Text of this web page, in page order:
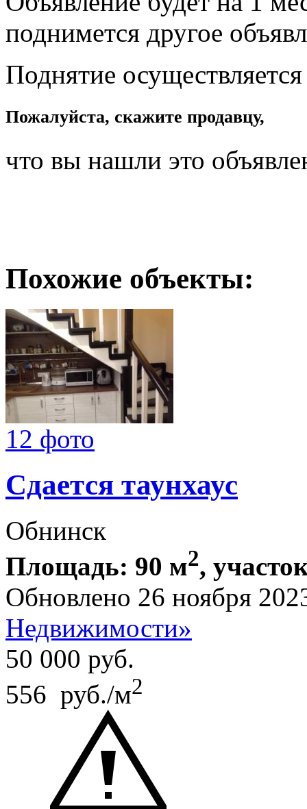
поднимется другое
Поднятие
Пожалуйста, скажите продавцу,
что вы нашли это
Похожие объекты:
12 фото
Сдается таунхаус
Обнинск
Площадь: 90 м2,
Обновлено 26 ноября
Недвижимости»
50 000 руб.
556 руб./м2